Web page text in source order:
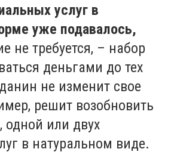
услуг в
уже подавалось,
не требуется, – набор
деньгами до тех
не изменит свое
решит возобновить
одной или двух
в натуральном виде.